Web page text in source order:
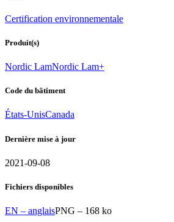
Certification environnementale
Produit(s)
Nordic LamNordic Lam+
Code du bâtiment
États-UnisCanada
Dernière mise à jour
2021-09-08
Fichiers disponibles
EN – anglaisPNG – 168 ko